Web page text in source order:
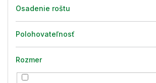
Osadenie roštu
Polohovateľnosť
Rozmer